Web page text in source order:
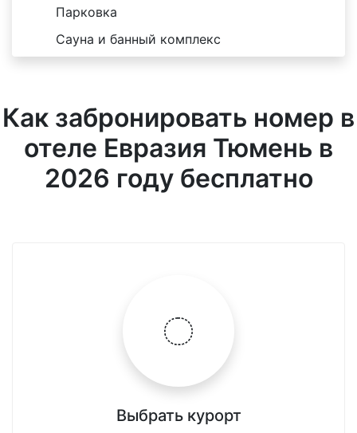
Парковка
Сауна и банный комплекс
Как забронировать номер в
отеле Евразия Тюмень в
2026 году бесплатно
Выбрать курорт